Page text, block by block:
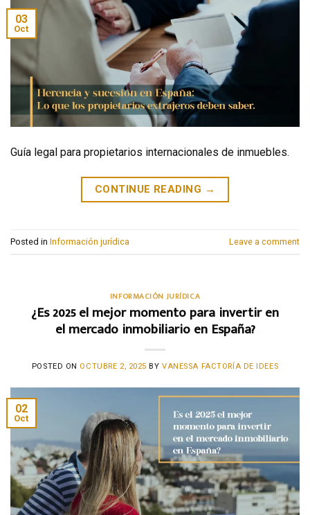
03
Oct
Guía legal para propietarios internacionales de inmuebles.
CONTINUE READING →
Posted in Información jurídica Leave a comment
INFORMACIÓN JURÍDICA
¿Es 2025 el mejor momento para invertir en
el mercado inmobiliario en España?
POSTED ON OCTUBRE 2, 2025 BYVANESSA FACTORÍA DE IDEES
02
Oct